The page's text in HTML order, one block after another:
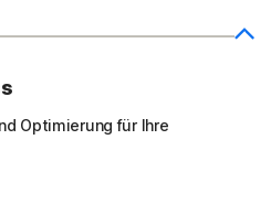
Optimierung für Ihre